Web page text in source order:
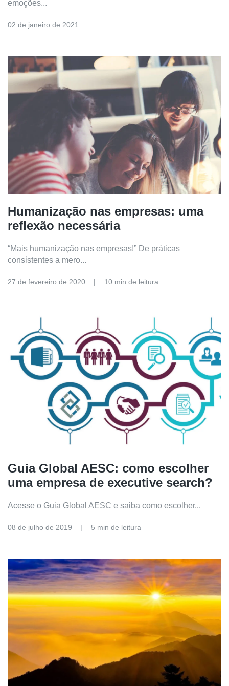
emoções...
02 de janeiro de 2021
Humanização nas empresas: uma
reflexão necessária
“Mais humanização nas empresas!” De práticas
consistentes a mero...
27 de fevereiro de 2020 10 min de leitura
Guia Global AESC: como escolher
uma empresa de executive search?
Acesse o Guia Global AESC e saiba como escolher...
08 de julho de 2019 5 min de leitura